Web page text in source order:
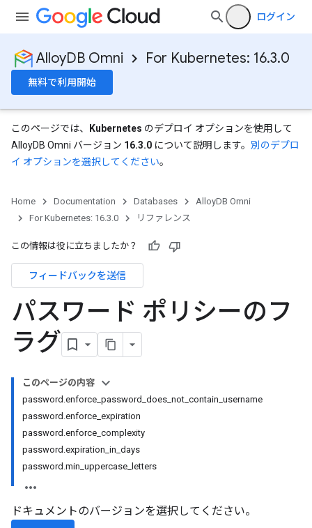
ログイン
AlloyDB Omni For Kubernetes: 16.3.0
無料で利用開始
このページでは、 Kubernetes のデプロイ オプションを使用して
AlloyDB Omni バージョン 16.3.0 について説明します。 別のデプロ
イ オプションを選択してください。
Home Documentation Databases
AlloyDB Omni
For Kubernetes: 16.3.0
リファレンス
この情報は役に立ちましたか？
フィードバックを送信
パスワード ポリシーのフ
ラグ
このページの内容
password.enforce_password_does_not_contain_username
password.enforce_expiration
password.enforce_complexity
password.expiration_in_days
password.min_uppercase_letters
ドキュメントのバージョンを選択してください。